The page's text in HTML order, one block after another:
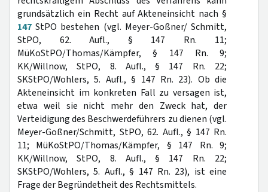
grundsätzlich ein Recht auf Akteneinsicht nach §
147 StPO bestehen (vgl. Meyer-Goßner/ Schmitt,
StPO, 62. Aufl., § 147 Rn. 11;
MüKoStPO/Thomas/Kämpfer, § 147 Rn. 9;
KK/Willnow, StPO, 8. Aufl., § 147 Rn. 22;
SKStPO/Wohlers, 5. Aufl., § 147 Rn. 23). Ob die
Akteneinsicht im konkreten Fall zu versagen ist,
etwa weil sie nicht mehr den Zweck hat, der
Verteidigung des Beschwerdeführers zu dienen (vgl.
Meyer-Goßner/Schmitt, StPO, 62. Aufl., § 147 Rn.
11; MüKoStPO/Thomas/Kämpfer, § 147 Rn. 9;
KK/Willnow, StPO, 8. Aufl., § 147 Rn. 22;
SKStPO/Wohlers, 5. Aufl., § 147 Rn. 23), ist eine
Frage der Begründetheit des Rechtsmittels.